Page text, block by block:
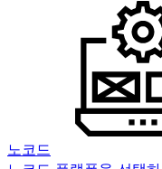
노코드